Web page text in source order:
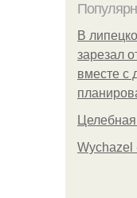
В
зарезал
вместе с
Целебная
Wychazel